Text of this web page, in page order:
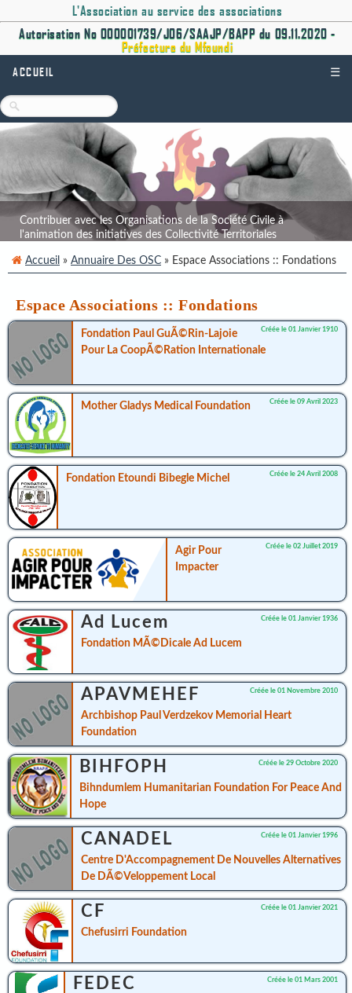
L'Association au service des associations
Autorisation No 000001739/J06/SAAJP/BAPP du 09.11.2020 -
Préfecture du Mfoundi
ACCUEIL ☰
Contribuer avec les Organisations de la Société Civile à
l'animation des initiatives des Collectivité Territoriales
Accueil » Annuaire Des OSC » Espace Associations :: Fondations
Espace Associations :: Fondations
Créée le 01 Janvier 1910
Fondation Paul GuÃ©rin-Lajoie
Pour La CoopÃ©ration Internationale
Créée le 09 Avril 2023
Mother Gladys Medical Foundation
Créée le 24 Avril 2008
Fondation Etoundi Bibegle Michel
Créée le 02 Juillet 2019
Agir Pour
Impacter
Créée le 01 Janvier 1936
Ad Lucem
Fondation MÃ©dicale Ad Lucem
Créée le 01 Novembre 2010
APAVMEHEF
Archbishop Paul Verdzekov Memorial Heart
Foundation
Créée le 29 Octobre 2020
BIHFOPH
Bihndumlem Humanitarian Foundation For Peace And
Hope
Créée le 01 Janvier 1996
CANADEL
Centre D'Accompagnement De Nouvelles Alternatives
De DÃ©veloppement Local
Créée le 01 Janvier 2021
CF
Chefusirri Foundation
Créée le 01 Mars 2001
FEDEC